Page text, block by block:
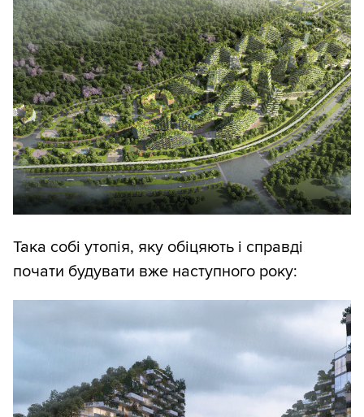
Така собі утопія, яку обіцяють і справді
почати будувати вже наступного року: